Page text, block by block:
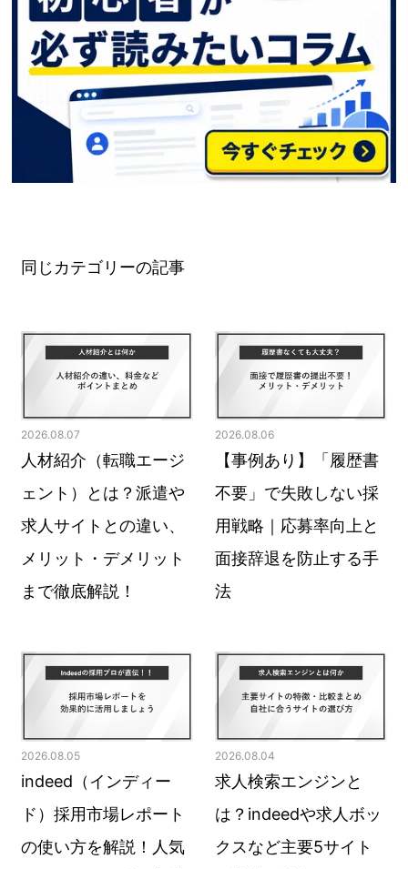
同じカテゴリーの記事
2026.08.07
人材紹介（転職エージ
ェント）とは？派遣や
求人サイトとの違い、
メリット・デメリット
まで徹底解説！
2026.08.06
【事例あり】「履歴書
不要」で失敗しない採
用戦略｜応募率向上と
面接辞退を防止する手
法
2026.08.05
indeed（インディー
ド）採用市場レポート
の使い方を解説！人気
2026.08.04
求人検索エンジンと
は？indeedや求人ボッ
クスなど主要5サイト